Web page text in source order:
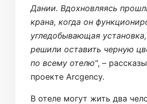
Дании. Вдохновляясь
крана, когда он
угледобывающая
решили оставить черную
по всему отелю", –
проекте Arcgency.
В отеле могут жить два